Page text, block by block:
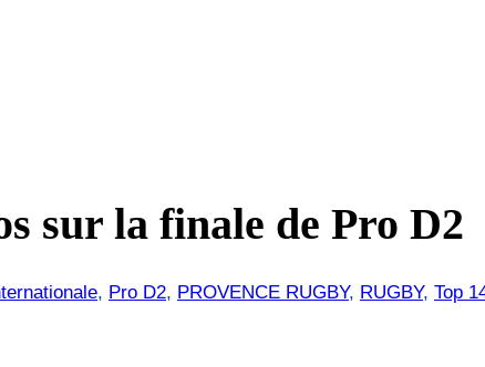
sur la finale de Pro D2
, Pro D2, PROVENCE RUGBY, RUGBY, Top